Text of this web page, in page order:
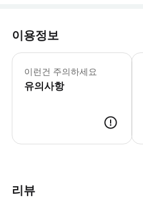
이용정보
이런건 주의하세요
유의사항
리뷰